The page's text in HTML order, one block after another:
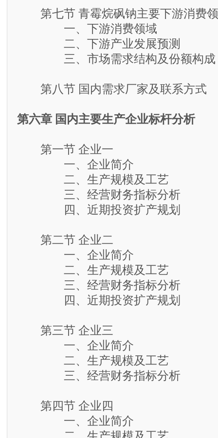
第七节 青霉烷砜钠主要下游消费领
一、下游消费领域
二、下游产业发展预测
三、市场需求结构及份额构成
第八节 国内需求厂家及联系方式
第六章 国内主要生产企业标杆分析
第一节 企业一
一、企业简介
二、生产规模及工艺
三、经营财务指标分析
四、近期投资扩产规划
第二节 企业二
一、企业简介
二、生产规模及工艺
三、经营财务指标分析
四、近期投资扩产规划
第三节 企业三
一、企业简介
二、生产规模及工艺
三、经营财务指标分析
第四节 企业四
一、企业简介